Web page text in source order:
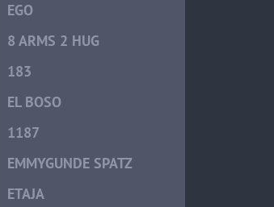
EGO
8 ARMS 2 HUG
183
EL BOSO
1187
EMMYGUNDE SPATZ
ETAJA